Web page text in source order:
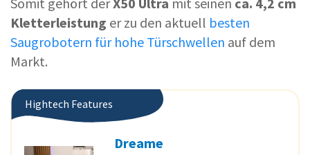
Kletterleistung er zu den aktuell besten
Saugrobotern für hohe Türschwellen auf dem
Markt.
Hightech Features
Dreame